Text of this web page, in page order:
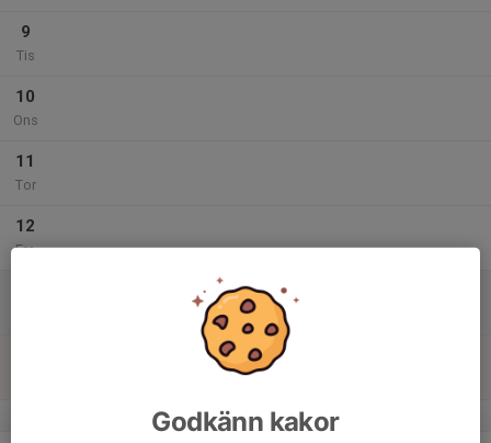
9
Tis
10
Ons
11
Tor
12
Fre
v.51
Godkänn kakor